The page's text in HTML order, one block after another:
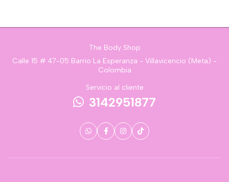
The Body Shop
Calle 15 # 47-05 Barrio La Esperanza - Villavicencio (Meta) -
Colombia
Servicio al cliente
3142951877